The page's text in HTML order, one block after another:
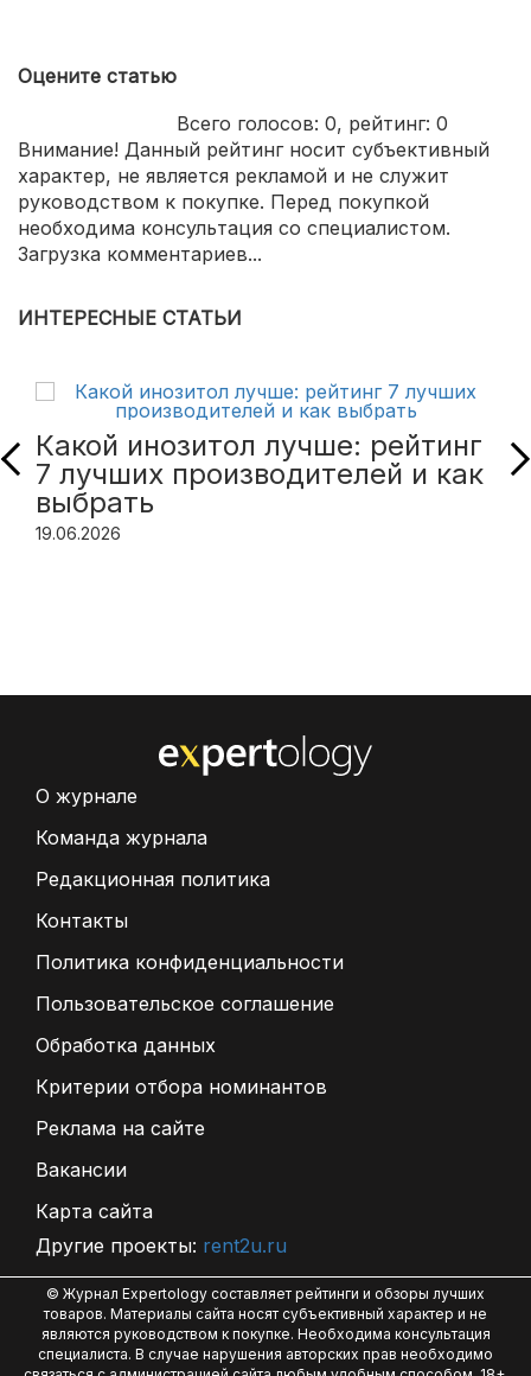
Оцените статью
Всего голосов: 0, рейтинг: 0
Внимание! Данный рейтинг носит субъективный
характер, не является рекламой и не служит
руководством к покупке. Перед покупкой
необходима консультация со специалистом.
Загрузка комментариев...
ИНТЕРЕСНЫЕ СТАТЬИ
Какой инозитол лучше: рейтинг
7 лучших производителей и как
выбрать
19.06.2026
О журнале
Команда журнала
Редакционная политика
Контакты
Политика конфиденциальности
Пользовательское соглашение
Обработка данных
Критерии отбора номинантов
Реклама на сайте
Вакансии
Карта сайта
Другие проекты: rent2u.ru
© Журнал Expertology составляет рейтинги и обзоры лучших
товаров. Материалы сайта носят субъективный характер и не
являются руководством к покупке. Необходима консультация
специалиста. В случае нарушения авторских прав необходимо